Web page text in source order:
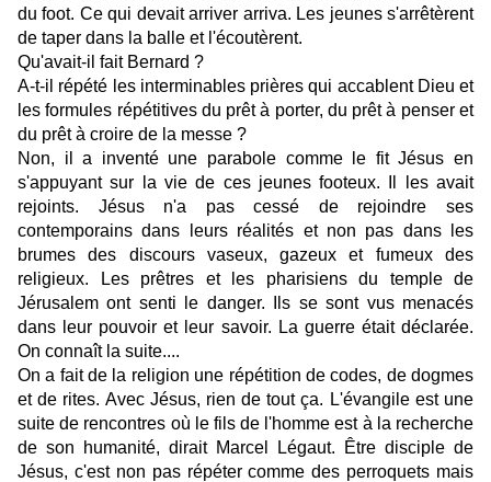
du foot. Ce qui devait arriver arriva. Les jeunes s'arrêtèrent
de taper dans la balle et l'écoutèrent.
Qu'avait-il fait Bernard ?
A-t-il répété les interminables prières qui accablent Dieu et
les formules répétitives du prêt à porter, du prêt à penser et
du prêt à croire de la messe ?
Non, il a inventé une parabole comme le fit Jésus en
s'appuyant sur la vie de ces jeunes footeux. Il les avait
rejoints. Jésus n'a pas cessé de rejoindre ses
contemporains dans leurs réalités et non pas dans les
brumes des discours vaseux, gazeux et fumeux des
religieux. Les prêtres et les pharisiens du temple de
Jérusalem ont senti le danger. Ils se sont vus menacés
dans leur pouvoir et leur savoir. La guerre était déclarée.
On connaît la suite....
On a fait de la religion une répétition de codes, de dogmes
et de rites. Avec Jésus, rien de tout ça. L'évangile est une
suite de rencontres où le fils de l'homme est à la recherche
de son humanité, dirait Marcel Légaut. Être disciple de
Jésus, c'est non pas répéter comme des perroquets mais